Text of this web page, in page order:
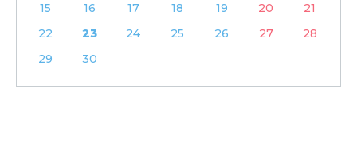
15
16 17 18 19 20
21
22
23 24 25 26 27
28
29
30